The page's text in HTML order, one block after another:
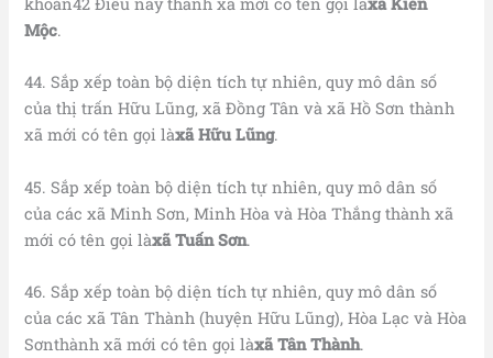
Mộc.
44. Sắp xếp toàn bộ diện tích tự nhiên, quy mô dân số
của thị trấn Hữu Lũng, xã Đồng Tân và xã Hồ Sơn thành
xã mới có tên gọi làxã Hữu Lũng.
45. Sắp xếp toàn bộ diện tích tự nhiên, quy mô dân số
của các xã Minh Sơn, Minh Hòa và Hòa Thắng thành xã
mới có tên gọi làxã Tuấn Sơn.
46. Sắp xếp toàn bộ diện tích tự nhiên, quy mô dân số
của các xã Tân Thành (huyện Hữu Lũng), Hòa Lạc và Hòa
Sơnthành xã mới có tên gọi làxã Tân Thành.